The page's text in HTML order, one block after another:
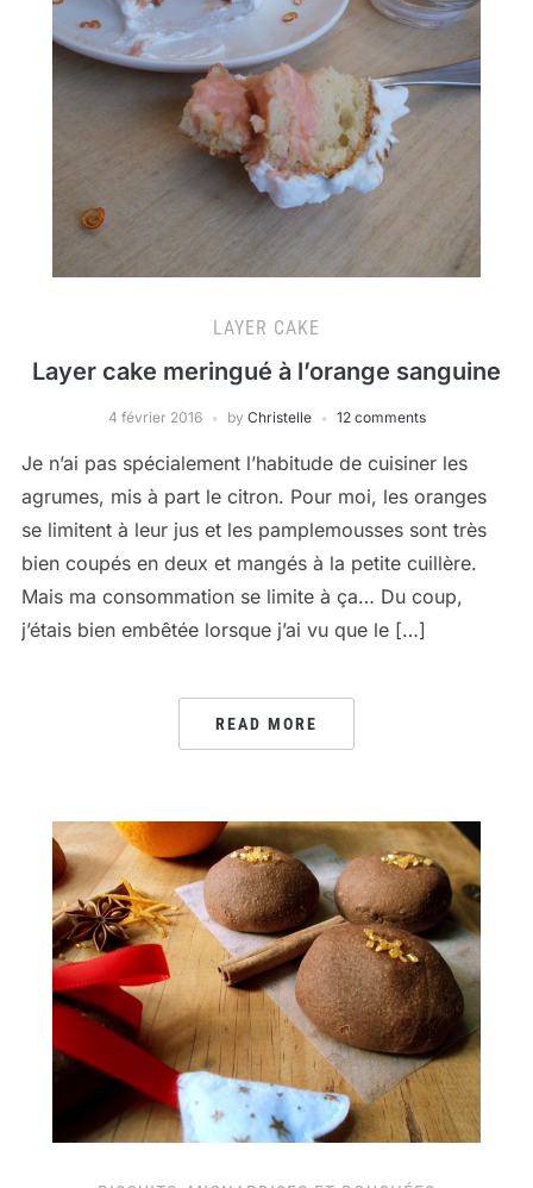
LAYER CAKE
Layer cake meringué à l’orange sanguine
4 février 2016 by Christelle 12 comments
Je n’ai pas spécialement l’habitude de cuisiner les
agrumes, mis à part le citron. Pour moi, les oranges
se limitent à leur jus et les pamplemousses sont très
bien coupés en deux et mangés à la petite cuillère.
Mais ma consommation se limite à ça… Du coup,
j’étais bien embêtée lorsque j’ai vu que le […]
READ MORE